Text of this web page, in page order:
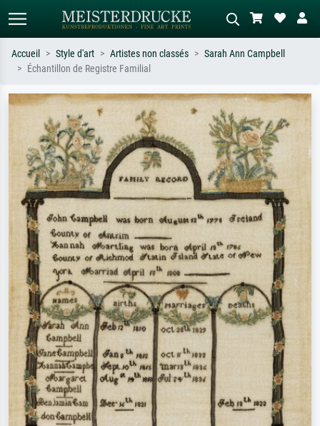
Recherchez par artiste, titre ou style –
ex. Monet, Nuit étoilée,
impressionnisme, vague de Hokusai,
nu.
Décrivez la scène – ex. prairie verte,
abstrait avec beaucoup de rouge,
tableau sombre, nu debout près d'un
arbre.
Accueil Style d'art Artistes non classés
Sarah Ann Campbell
Échantillon de Registre Familial